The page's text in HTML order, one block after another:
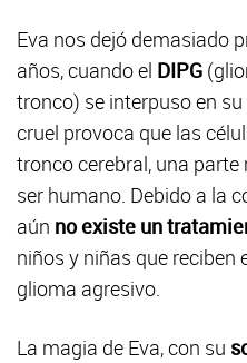
Eva nos dejó demasiado
años, cuando el DIPG
tronco) se interpuso en
cruel provoca que las
tronco cerebral, una
ser humano. Debido a la
aún no existe un
niños y niñas que reciben
glioma agresivo.
La magia de Eva, con su